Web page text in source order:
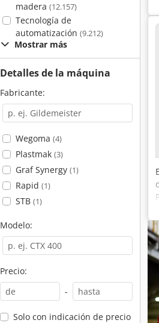
madera (12.157)
Tecnología de
automatización (9.212)
Mostrar más
Detalles de la máquina
Fabricante:
Wegoma (4)
Plastmak (3)
Graf Synergy (1)
Rapid (1)
STB (1)
Modelo:
Precio:
-
Solo con indicación de precio